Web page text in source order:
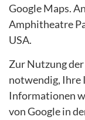
Google Maps.
Amphitheatre
USA.
Zur Nutzung
notwendig, Ihre
Informationen
von Google in